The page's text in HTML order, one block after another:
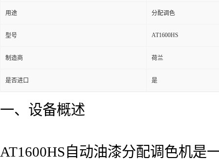
用途 分配调色
型号 AT1600HS
制造商 荷兰
是否进口 是
一、设备概述
AT1600HS自动油漆分配调色机是